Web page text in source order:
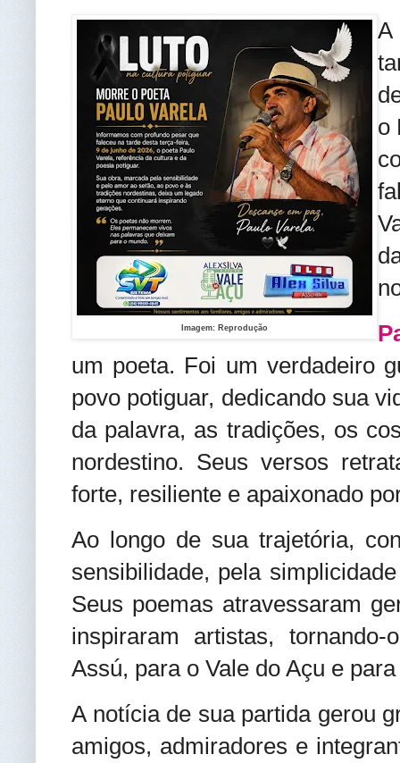
Imagem: Reprodução
A
o
um poeta. Foi um verdadeiro
povo potiguar, dedicando sua
da palavra, as tradições, os
nordestino. Seus versos
forte, resiliente e apaixonado
Ao longo de sua trajetória,
sensibilidade, pela
Seus poemas atravessaram
inspiraram artistas,
Assú, para o Vale do Açu e
A notícia de sua partida gerou
amigos, admiradores e